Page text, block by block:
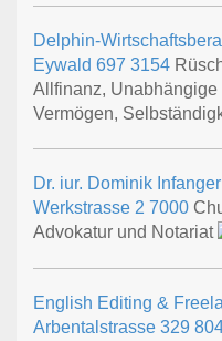
Delphin-
Eywald 697 3154
Allfinanz, Unabhängige
Vermögen,
Dr. iur. Dominik Infanger
Werkstrasse 2 7000
Advokatur und Notariat
English Editing &
Arbentalstrasse 329